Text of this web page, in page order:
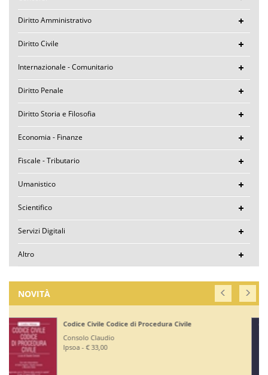
Diritto Amministrativo
Diritto Civile
Internazionale - Comunitario
Diritto Penale
Diritto Storia e Filosofia
Economia - Finanze
Fiscale - Tributario
Umanistico
Scientifico
Servizi Digitali
Altro
NOVITÀ
Corte di Giustizia dell'Unione Europea
Ruffini Giuseppe
Editoriale Scientifica - € 36,00